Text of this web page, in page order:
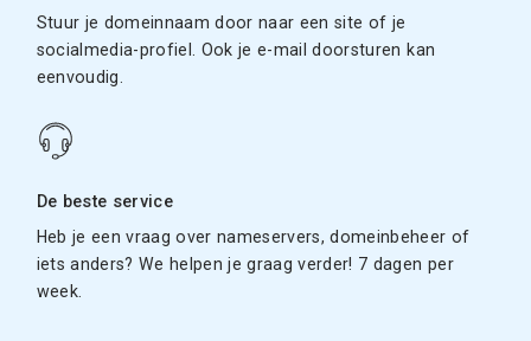
Stuur je domeinnaam door naar een site of je
socialmedia-profiel. Ook je e-mail doorsturen kan
eenvoudig.
De beste service
Heb je een vraag over nameservers, domeinbeheer of
iets anders? We helpen je graag verder! 7 dagen per
week.